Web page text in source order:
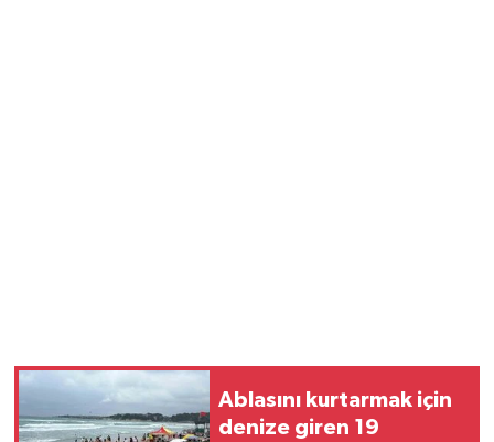
Ablasını kurtarmak için
denize giren 19